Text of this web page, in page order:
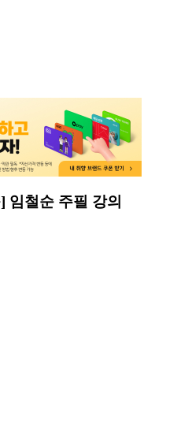
임철순 주필 강의